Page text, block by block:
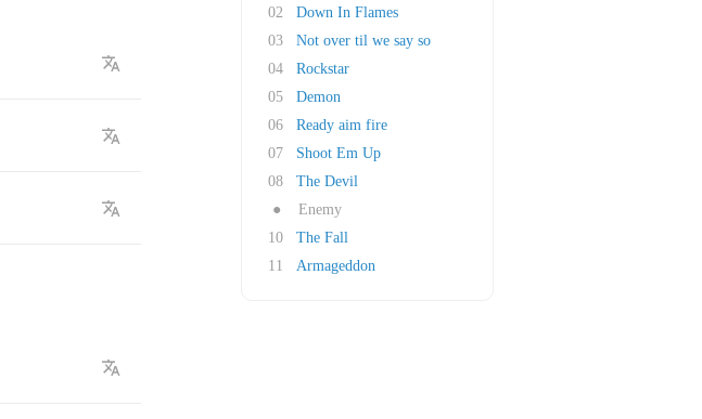
02
Down In Flames
03
Not over til we say so
04
Rockstar
05
Demon
06
Ready aim fire
07
Shoot Em Up
08
The Devil
●
Enemy
10
The Fall
11
Armageddon